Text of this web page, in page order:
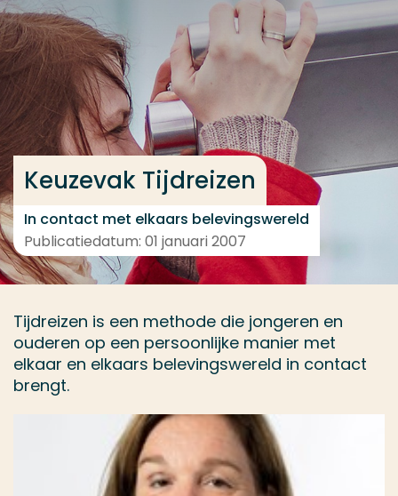
Ga direct naar de content
... > Medewerkers
Keuzevak Tijdreizen
In contact met elkaars belevingswereld
Publicatiedatum: 01 januari 2007
Tijdreizen is een methode die jongeren en
ouderen op een persoonlijke manier met
elkaar en elkaars belevingswereld in contact
brengt.
Veel gezocht
Opleiding
Contact